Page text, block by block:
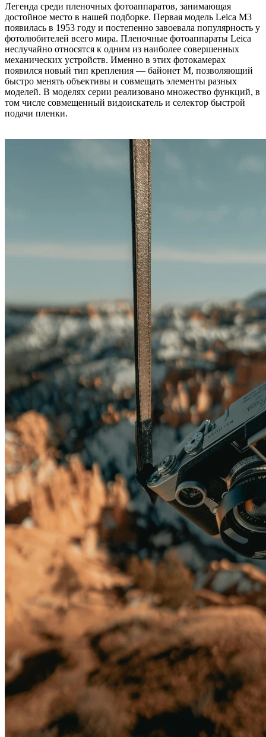
Легенда среди пленочных фотоаппаратов, занимающая
достойное место в нашей подборке. Первая модель Leica M3
появилась в 1953 году и постепенно завоевала популярность у
фотолюбителей всего мира. Пленочные фотоаппараты Leica
неслучайно относятся к одним из наиболее совершенных
механических устройств. Именно в этих фотокамерах
появился новый тип крепления — байонет М, позволяющий
быстро менять объективы и совмещать элементы разных
моделей. В моделях серии реализовано множество функций, в
том числе совмещенный видоискатель и селектор быстрой
подачи пленки.